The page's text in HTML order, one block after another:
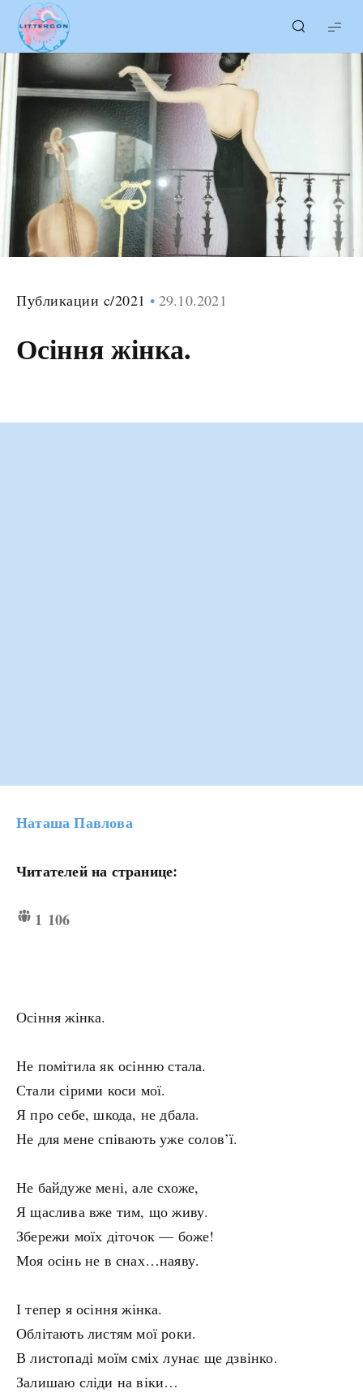
LITTERcon
Публикации c/2021 29.10.2021
Осіння жінка.
Наташа Павлова
Читателей на странице:
1 106
Осіння жінка.
Не помітила як осінню стала.
Стали сірими коси мої.
Я про себе, шкода, не дбала.
Не для мене співають уже солов’ї.
Не байдуже мені, але схоже,
Я щаслива вже тим, що живу.
Збережи моїх діточок — боже!
Моя осінь не в снах…наяву.
І тепер я осіння жінка.
Облітають листям мої роки.
В листопаді моїм сміх лунає ще дзвінко.
Залишаю сліди на віки…